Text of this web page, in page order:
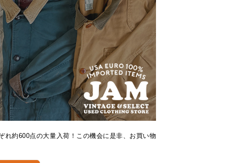
れ約600点の大量入荷！この機会に是非、お買い物